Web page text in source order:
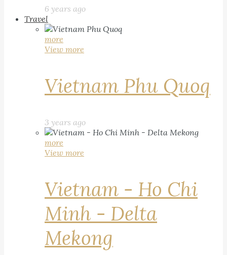
6 years ago
Travel
more
View more
Vietnam Phu Quoq
3 years ago
more
View more
Vietnam - Ho Chi
Minh - Delta
Mekong